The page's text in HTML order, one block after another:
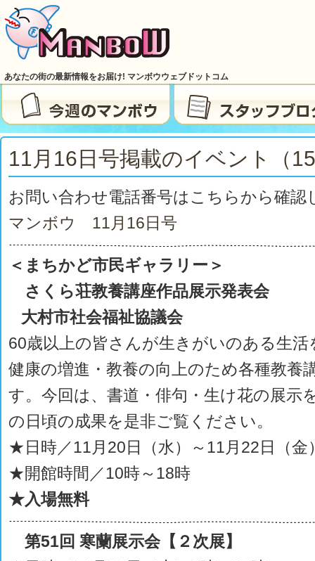
あなたの街の最新情報をお届け! マンボウウェブドットコム
11月16日号掲載のイベント（
お問い合わせ電話番号はこちらから確
マンボウ 11月16日号
＜まちかど市民ギャラリー＞
さくら荘教養講座作品展示発表会
大村市社会福祉協議会
60歳以上の皆さんが生きがいのある生
健康の増進・教養の向上のため各種教養
す。今回は、書道・俳句・生け花の展示
の日頃の成果を是非ご覧ください。
★日時／11月20日（水）～11月22日（金
★開館時間／10時～18時
★入場無料
第51回 寒蘭展示会【２次展】